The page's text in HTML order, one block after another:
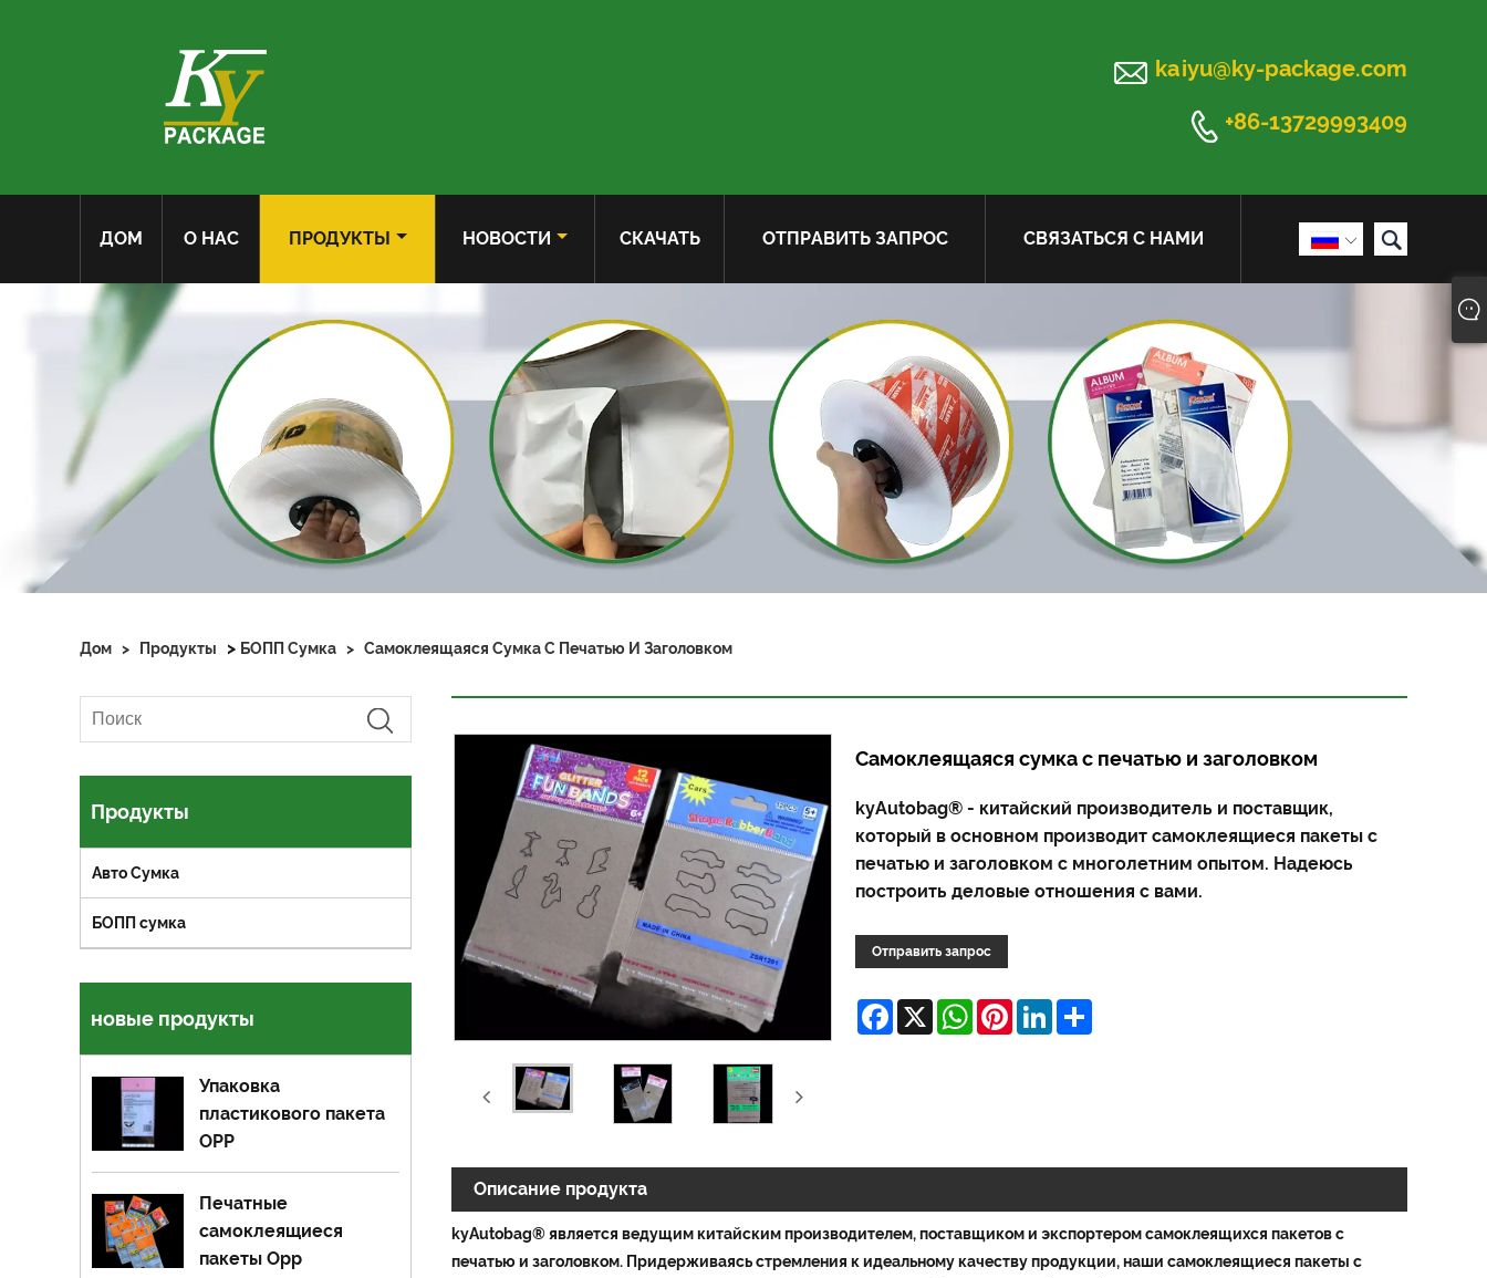
 kaiyu@ky-package.com
 +86-13729993409
 
ДОМ О НАС ПРОДУКТЫ НОВОСТИ СКАЧАТЬ ОТПРАВИТЬ ЗАПРОС СВЯЗАТЬСЯ С НАМИ
Дом > Продукты > БОПП Сумка > Самоклеящаяся Сумка С Печатью И Заголовком
Продукты
Авто Сумка
БОПП сумка
новые продукты
Упаковка
пластикового пакета
OPP
Печатные
самоклеящиеся
пакеты Opp
Самоклеящаяся сумка с печатью и заголовком
kyAutobag® - китайский производитель и поставщик,
который в основном производит самоклеящиеся пакеты с
печатью и заголовком с многолетним опытом. Надеюсь
построить деловые отношения с вами.
Отправить запрос
Facebook
X WhatsApp
Pinterest
LinkedIn
Share
Описание продукта
kyAutobag® является ведущим китайским производителем, поставщиком и экспортером самоклеящихся пакетов с
печатью и заголовком. Придерживаясь стремления к идеальному качеству продукции, наши самоклеящиеся пакеты с